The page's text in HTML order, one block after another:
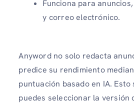
Funciona para
y correo electrónico.
Anyword no solo redacta
predice su rendimiento
puntuación basado en IA. Esto
puedes seleccionar la versión